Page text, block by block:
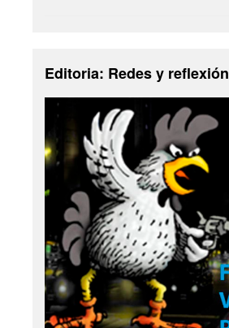
Editoria: Redes y reflexión